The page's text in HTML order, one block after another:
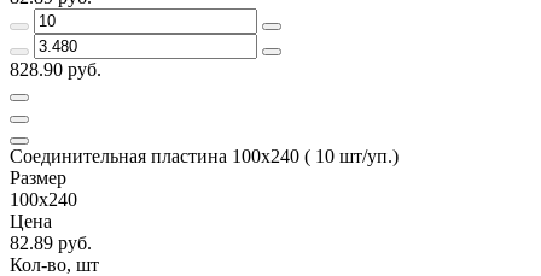
828.90 руб.
Соединительная пластина 100х240 ( 10 шт/уп.)
Размер
100х240
Цена
82.89 руб.
Кол-во, шт